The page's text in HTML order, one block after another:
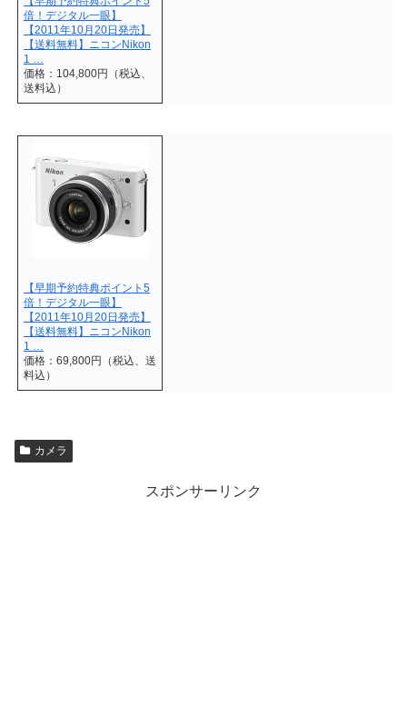
倍！デジタル一眼】
【2011年10月20日発売】
【送料無料】ニコンNikon
1 …
価格：104,800円（税込、
送料込）
【早期予約特典ポイント5
倍！デジタル一眼】
【2011年10月20日発売】
【送料無料】ニコンNikon
1 …
価格：69,800円（税込、送
料込）
カメラ
スポンサーリンク